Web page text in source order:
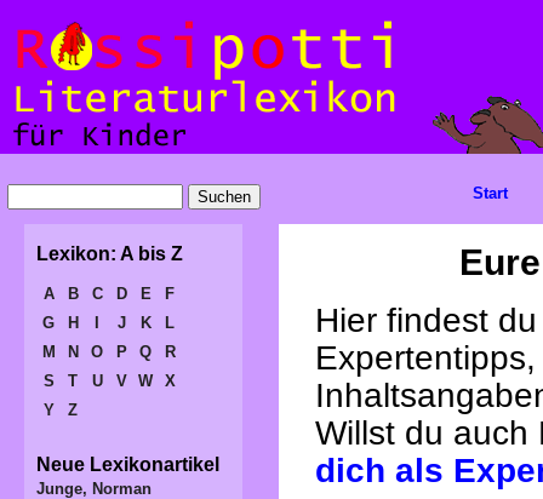
Hier findest
Willst du
dich als
Start
Lexikon: A bis Z
A B C D E
F
G
H J K
L
M
N O P Q
R
S
T U V W
X
Y
Z
Neue Lexikonartikel
Junge, Norman